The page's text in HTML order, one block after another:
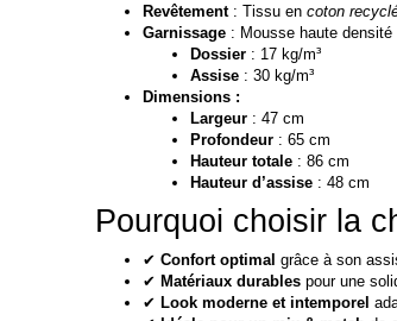
Revêtement: Tissu en coton
Garnissage: Mousse haute densité
Dossier: 17 kg/m³
Assise: 30 kg/m³
Dimensions :
Largeur: 47 cm
Profondeur: 65 cm
Hauteur totale: 86 cm
Hauteur d’assise: 48 cm
Pourquoi choisir la
✔ Confort optimal grâce à son
✔ Matériaux durablespour une
✔ Look moderne et intemporel